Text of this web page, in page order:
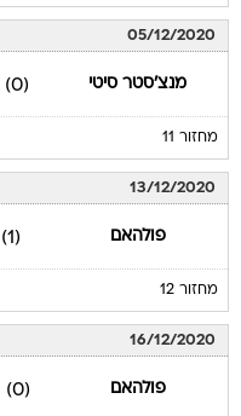
05/12/2020
מנצ'סטר סיטי (0)
מחזור 11
13/12/2020
פולהאם (1)
מחזור 12
16/12/2020
פולהאם (0)